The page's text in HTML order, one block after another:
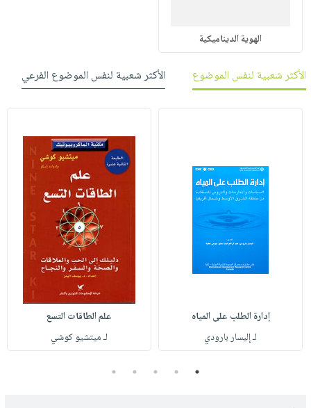
الهوية الديناميكية
الأكثر شعبية لنفس الموضوع الأكثر شعبية لنفس الموضوع الفرعي
إدارة الطلب على المياه
لـ إليسار بارودي
علم الطاقات التسع
لـ ميتشيو كوشي
1
2
3
4
5